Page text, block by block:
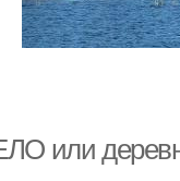
или